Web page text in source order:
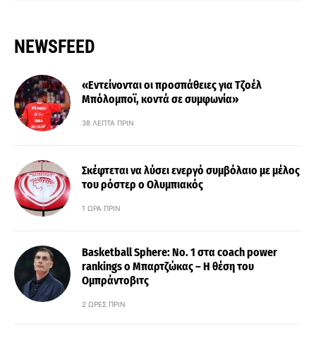
NEWSFEED
«Εντείνονται οι προσπάθειες για Τζοέλ
Μπόλομποϊ, κοντά σε συμφωνία»
38 ΛΕΠΤΆ ΠΡΙΝ
Σκέφτεται να λύσει ενεργό συμβόλαιο με μέλος
του ρόστερ ο Ολυμπιακός
1 ΏΡΑ ΠΡΙΝ
Basketball Sphere: No. 1 στα coach power
rankings ο Μπαρτζώκας – Η θέση του
Ομπράντοβιτς
2 ΏΡΕΣ ΠΡΙΝ